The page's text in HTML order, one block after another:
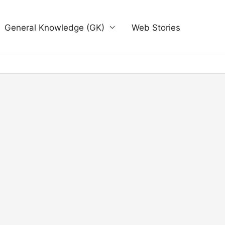
General Knowledge (GK) Web Stories